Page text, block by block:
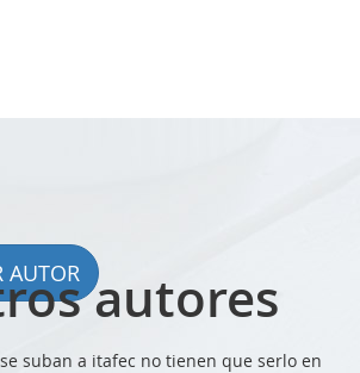
AUTOR autores
suban a itafec no tienen que serlo en